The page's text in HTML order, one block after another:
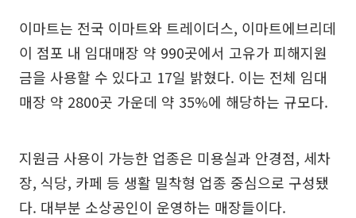
이마트는 전국 이마트와 트레이더스, 이마트에브리데
이 점포 내 임대매장 약 990곳에서 고유가 피해지원
금을 사용할 수 있다고 17일 밝혔다. 이는 전체 임대
매장 약 2800곳 가운데 약 35%에 해당하는 규모다.
지원금 사용이 가능한 업종은 미용실과 안경점, 세차
장, 식당, 카페 등 생활 밀착형 업종 중심으로 구성됐
다. 대부분 소상공인이 운영하는 매장들이다.